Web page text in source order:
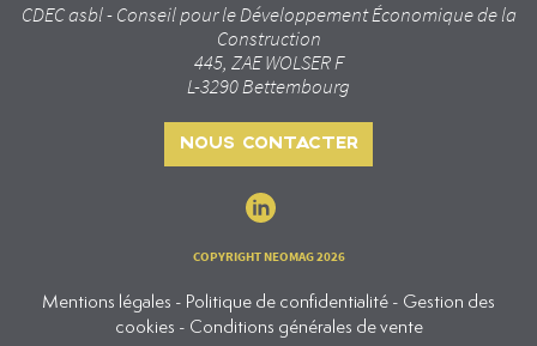
CDEC asbl - Conseil pour le Développement Économique de la
Construction
445, ZAE WOLSER F
L-3290 Bettembourg
NOUS CONTACTER
COPYRIGHT NEOMAG 2026
Mentions légales - Politique de confidentialité - Gestion des
cookies - Conditions générales de vente